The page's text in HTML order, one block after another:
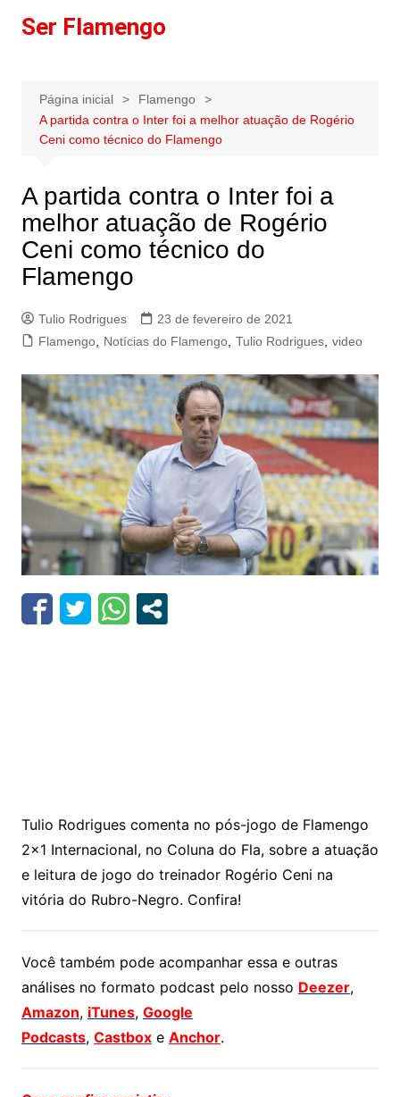
paraSer Flamengo
Página inicial
Flamengo
A partida contra o Inter foi a melhor atuação de Rogério
Ceni como técnico do Flamengo
A partida contra o Inter foi a
melhor atuação de Rogério
Ceni como técnico do
Flamengo
Tulio Rodrigues
23 de fevereiro de 2021
Flamengo, Notícias do Flamengo, Tulio Rodrigues, video
Tulio Rodrigues comenta no pós-jogo de Flamengo
2×1 Internacional, no Coluna do Fla, sobre a atuação
e leitura de jogo do treinador Rogério Ceni na
vitória do Rubro-Negro. Confira!
Você também pode acompanhar essa e outras
análises no formato podcast pelo nosso Deezer,
Amazon, iTunes, Google
Podcasts, Castboxe Anchor.